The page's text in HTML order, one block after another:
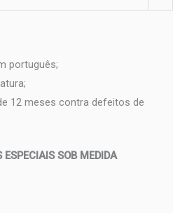
português;
12 meses contra defeitos de
SOB MEDIDA